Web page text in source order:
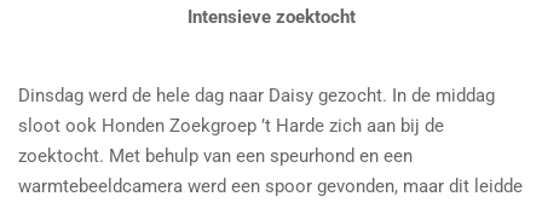
Intensieve zoektocht
Dinsdag werd de hele dag naar Daisy gezocht. In de middag
sloot ook Honden Zoekgroep ’t Harde zich aan bij de
zoektocht. Met behulp van een speurhond en een
warmtebeeldcamera werd een spoor gevonden, maar dit leidde